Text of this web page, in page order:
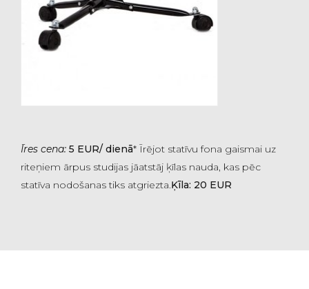
Īres cena: 5 EUR/ dienā* Īrējot statīvu fona gaismai uz
riteņiem ārpus studijas jāatstāj ķīlas nauda, kas pēc
statīva nodošanas tiks atgriezta.Ķīla: 20 EUR